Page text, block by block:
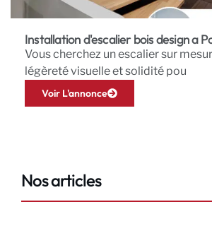
Installation d'escalier bois design a
Vous cherchez un escalier sur
légèreté visuelle et solidité pou
Voir L'annonce
Nos articles